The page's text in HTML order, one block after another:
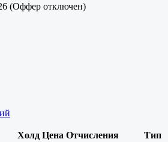
(Оффер отключен)
Холд Цена Отчисления
Тип